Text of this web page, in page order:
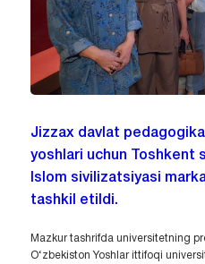
Jizzax davlat
yoshlari uchun Toshkent
Islom sivilizatsiyasi
tashkil etildi.
Mazkur tashrifda universitetning
O‘zbekiston Yoshlar ittifoqi